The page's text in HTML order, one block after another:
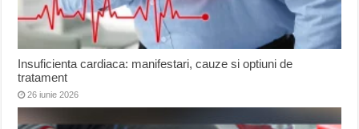
Insuficienta cardiaca: manifestari, cauze si optiuni de
tratament
26 iunie 2026